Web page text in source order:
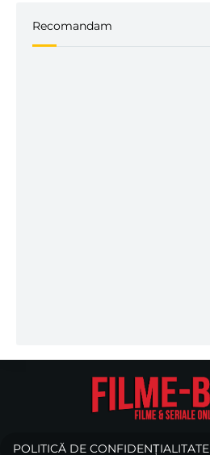
Recomandam
POLITICĂ DE CONFIDENȚIALITATE